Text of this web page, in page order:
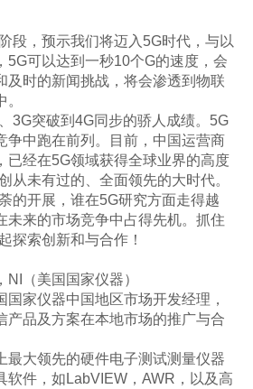
段，预示我们将迈入5G时代，与以
5G可以达到一秒10个G的速度，会
及时的新闻挑战，将会渗透到物联
3G突破到4G同步的骄人成绩。5G
争中跑在前列。目前，中国运营商
已经在5G领域获得全球业界的高度
从未有过的、全面领先的大时代。
的开展，谁在5G研究方面走得越
未来的市场竞争中占得先机。抓住
探索创新和与合作！
（美国国家仪器）
家仪器中国地区市场开发经理，
产品及方案在本地市场的推广与合
最大领先的硬件电子测试测量仪器
软件，如LabVIEW，AWR，以及高